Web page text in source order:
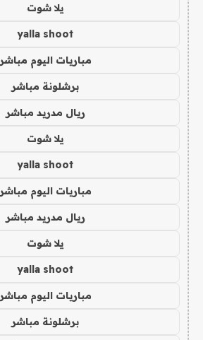
يلا شوت
yalla shoot
مباريات اليوم مباشر
برشلونة مباشر
ريال مدريد مباشر
يلا شوت
yalla shoot
مباريات اليوم مباشر
ريال مدريد مباشر
يلا شوت
yalla shoot
مباريات اليوم مباشر
برشلونة مباشر